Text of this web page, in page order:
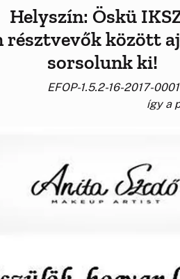
Helyszín: Öskü
résztvevők között
sorsolunk ki!
EFOP-1.5.2-16-2017-
így a